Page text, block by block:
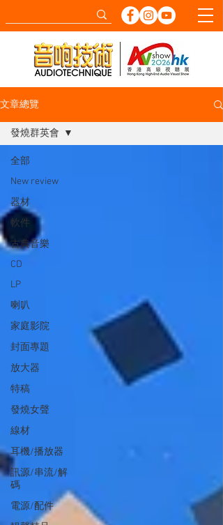
文章總覽
全部
New review
器材
軟件
古典音樂
CD
LP
喇叭
家庭影院
封面專題
放大器
特稿
發燒女聲
線材
耳機/播放器
訊源/串流/解
碼
電源/配件
發燒群英會